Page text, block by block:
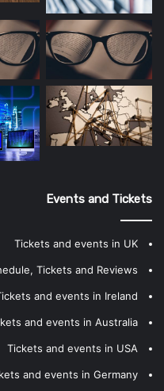
Events and Tickets
Tickets and events in UK
Tickets and Reviews
and events in Ireland
and events in Australia
Tickets and events in USA
and events in Germany